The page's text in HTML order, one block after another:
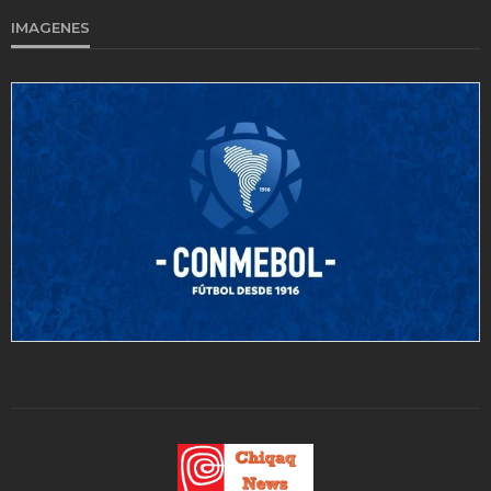
IMAGENES